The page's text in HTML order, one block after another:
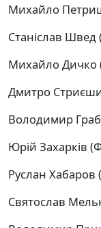
Михайло
Станіслав Швед
Михайло Дичко
Дмитро
Володимир
Юрій Захарків
Руслан Хабаров
Святослав